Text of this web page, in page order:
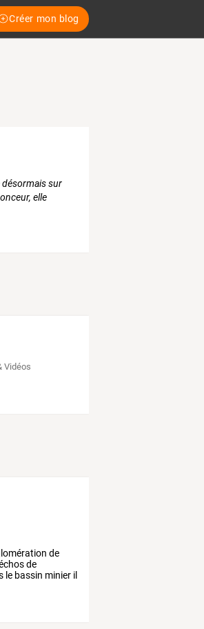
Créer mon blog
désormais sur
elle
Vidéos
de
de
le bassin minier il